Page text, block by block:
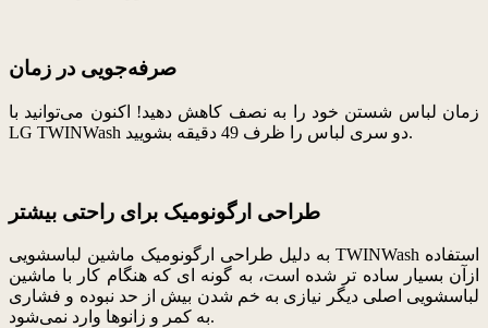
صرفه‌جویی در زمان
زمان لباس شستن خود را به نصف کاهش دهید! اکنون می‌توانید با
LG TWINWash دو سری لباس را ظرف 49 دقیقه بشویید.
طراحی ارگونومیک برای راحتی بیشتر
به دلیل طراحی ارگونومیک ماشین لباسشویی TWINWash استفاده
ازآن بسیار ساده تر شده است، به گونه ای که هنگام کار با ماشین
لباسشویی اصلی دیگر نیازی به خم شدن بیش از حد نبوده و فشاری
به کمر و زانوها وارد نمی‌شود.